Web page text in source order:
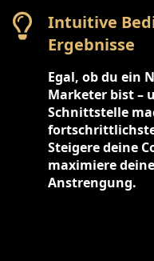
Intuitive
Ergebnisse
Egal, ob du ein
Marketer bist –
Schnittstelle
Steigere deine
maximiere
Anstrengung.